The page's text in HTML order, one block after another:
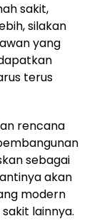
sakit,
silakan
yang
terus
rencana
sebagai
akan
modern
lainnya.